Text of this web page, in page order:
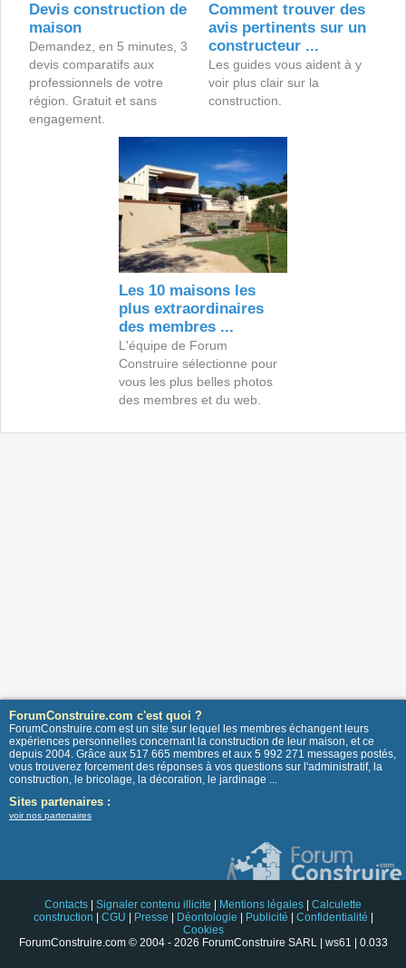
Devis construction de
maison
Demandez, en 5 minutes, 3
devis comparatifs aux
professionnels de votre
région. Gratuit et sans
engagement.
Comment trouver des
avis pertinents sur un
constructeur ...
Les guides vous aident à y
voir plus clair sur la
construction.
Les 10 maisons les
plus extraordinaires
des membres ...
L'équipe de Forum
Construire sélectionne pour
vous les plus belles photos
des membres et du web.
ForumConstruire.com c'est quoi ?
ForumConstruire.com est un site sur lequel les membres échangent leurs
expériences personnelles concernant la construction de leur maison, et ce
depuis 2004. Grâce aux 517 665 membres et aux 5 992 271 messages postés,
vous trouverez forcement des réponses à vos questions sur l'administratif, la
construction, le bricolage, la décoration, le jardinage ...
Sites partenaires :
voir nos partenaires
Contacts Signaler contenu illicite Mentions légales
Calculette
construction
CGU Presse Déontologie Publicité Confidentialité
Cookies
ForumConstruire.com © 2004 - 2026 ForumConstruire SARL | ws61 | 0.033